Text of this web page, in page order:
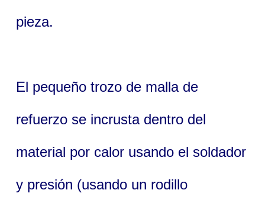
pieza.
El pequeño trozo de malla de
refuerzo se incrusta dentro del
material por calor usando el soldador
y presión (usando un rodillo